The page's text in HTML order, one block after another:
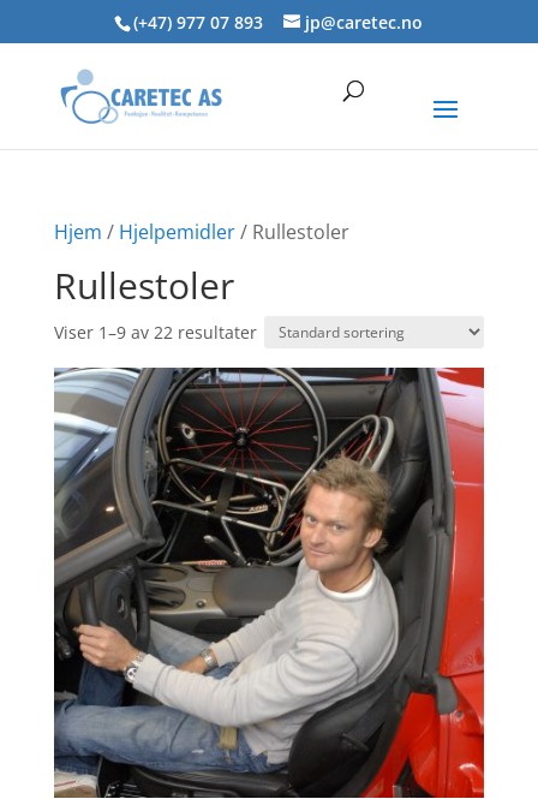
(+47) 977 07 893 jp@caretec.no
Hjem / Hjelpemidler/ Rullestoler
Rullestoler
Viser 1–9 av 22 resultater